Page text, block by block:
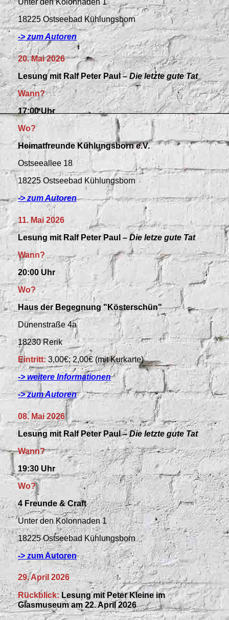
Unter den Kolonnaden 1
18225 Ostseebad Kühlungsborn
-> zum Autoren
20. Mai 2026
Lesung mit Ralf Peter Paul –Die letzte gute Tat
Wann?
17:00 Uhr
Wo?
Heimatfreunde Kühlungsborn e.V.
Ostseeallee 18
18225 Ostseebad Kühlungsborn
-> zum Autoren
11. Mai 2026
Lesung mit Ralf Peter Paul –Die letze gute Tat
Wann?
20:00 Uhr
Wo?
Haus der Begegnung "Kösterschün"
Dünenstraße 4a
18230 Rerik
Eintritt: 3,00€; 2,00€ (mit Kurkarte)
-> weitere Informationen
-> zum Autoren
08. Mai 2026
Lesung mit Ralf Peter Paul –Die letzte gute Tat
Wann?
19:30 Uhr
Wo?
4 Freunde & Craft
Unter den Kolonnaden 1
18225 Ostseebad Kühlungsborn
-> zum Autoren
29. April 2026
Rückblick:Lesung mit Peter Kleine im
Glasmuseum am 22. April 2026